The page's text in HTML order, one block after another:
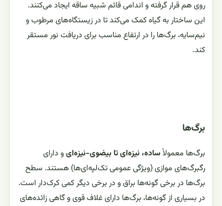
روی هم قرار گرفته و اندامی قائم شبیه ساقه ایجاد می‌کنند.
این ساختار به گیاه کمک می‌کند تا در زیستگاه‌های مرطوب و
نیم‌سایه، برگ‌ها را در ارتفاع مناسب برای دریافت نور مستقر
کند.
برگ‌ها
برگ‌ها معمولاًساده، نیزه‌ای تا بیضوی-نیزه‌ایو دارای
رگبرگ‌های موازی (ویژگی عمومی تک‌لپه‌ای‌ها) هستند. سطح
برگ‌ها در برخی گونه‌ها براق و در برخی دیگر کمی کرک‌دار است.
در بسیاری از گونه‌ها، برگ‌ها دارای غلاف قوی و گاهی زائده‌های